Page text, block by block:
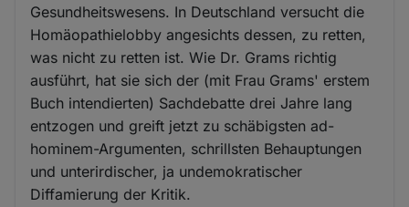
Gesundheitswesens. In Deutschland versucht die
Homäopathielobby angesichts dessen, zu retten,
was nicht zu retten ist. Wie Dr. Grams richtig
ausführt, hat sie sich der (mit Frau Grams' erstem
Buch intendierten) Sachdebatte drei Jahre lang
entzogen und greift jetzt zu schäbigsten ad-
hominem-Argumenten, schrillsten Behauptungen
und unterirdischer, ja undemokratischer
Diffamierung der Kritik.